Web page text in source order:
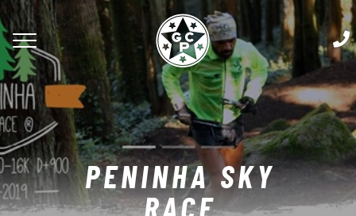
PENINHA SKY